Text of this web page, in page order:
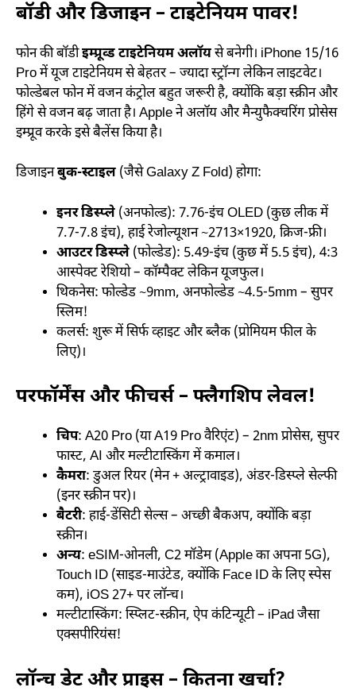
बॉडी और डिजाइन – टाइटेनियम पावर!
फोन की बॉडीइम्प्रूव्ड टाइटेनियम अलॉयसे बनेगी। iPhone 15/16
Pro में यूज टाइटेनियम से बेहतर – ज्यादा स्ट्रॉन्ग लेकिन लाइटवेट।
फोल्डेबल फोन में वजन कंट्रोल बहुत जरूरी है, क्योंकि बड़ा स्क्रीन और
हिंगे से वजन बढ़ जाता है। Apple ने अलॉय और मैन्युफैक्चरिंग प्रोसेस
इम्प्रूव करके इसे बैलेंस किया है।
डिजाइनबुक-स्टाइल (जैसे Galaxy Z Fold) होगा:
इनर डिस्प्ले (अनफोल्ड): 7.76-इंच OLED (कुछ लीक में
7.7-7.8 इंच), हाई रेजोल्यूशन ~2713×1920, क्रिज-फ्री।
आउटर डिस्प्ले (फोल्डेड): 5.49-इंच (कुछ में 5.5 इंच), 4:3
आस्पेक्ट रेशियो – कॉम्पैक्ट लेकिन यूजफुल।
थिकनेस: फोल्डेड ~9mm, अनफोल्डेड ~4.5-5mm – सुपर
स्लिम!
कलर्स: शुरू में सिर्फ व्हाइट और ब्लैक (प्रोमियम फील के
लिए)।
परफॉर्मेंस और फीचर्स – फ्लैगशिप लेवल!
चिप: A20 Pro (या A19 Pro वैरिएंट) – 2nm प्रोसेस, सुपर
फास्ट, AI और मल्टीटास्किंग में कमाल।
कैमरा: डुअल रियर (मेन + अल्ट्रावाइड), अंडर-डिस्प्ले सेल्फी
(इनर स्क्रीन पर)।
बैटरी: हाई-डेंसिटी सेल्स – अच्छी बैकअप, क्योंकि बड़ा
स्क्रीन।
अन्य: eSIM-ओनली, C2 मॉडेम (Apple का अपना 5G),
Touch ID (साइड-माउंटेड, क्योंकि Face ID के लिए स्पेस
कम), iOS 27+ पर लॉन्च।
मल्टीटास्किंग: स्प्लिट-स्क्रीन, ऐप कंटिन्यूटी – iPad जैसा
एक्सपीरियंस!
लॉन्च डेट और प्राइस – कितना खर्चा?